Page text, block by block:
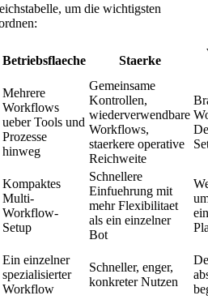
eichstabelle, um die wichtigsten
rdnen:
Betriebsflaeche Staerke
Mehrere
Workflows
ueber Tools und
Prozesse
hinweg
Gemeinsame
Kontrollen,
wiederverwendbare
Workflows,
staerkere operative
Reichweite
Br
W
De
Se
Kompaktes
Multi-
Workflow-
Setup
Schnellere
Einfuehrung mit
mehr Flexibilitaet
als ein einzelner
Bot
W
u
ein
Pl
Ein einzelner
spezialisierter
Workflow
Schneller, enger,
konkreter Nutzen
De
ab
be